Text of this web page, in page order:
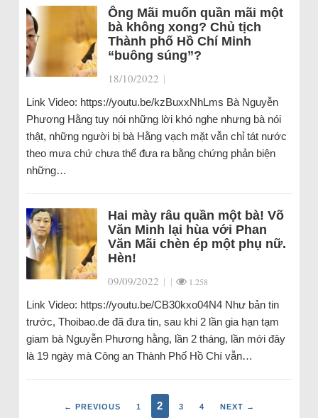
Ông Mãi muốn quần mãi một
bà không xong? Chủ tịch
Thành phố Hồ Chí Minh
“buông súng”?
18/10/2022 |
Link Video: https://youtu.be/kzBuxxNhLms Bà Nguyễn
Phương Hằng tuy nói những lời khó nghe nhưng bà nói
thật, những người bị bà Hằng vạch mặt vẫn chỉ tát nước
theo mưa chứ chưa thể đưa ra bằng chứng phản biện
những…
Hai mày râu quần một bà! Võ
Văn Minh lại hùa với Phan
Văn Mãi chèn ép một phụ nữ.
Hèn!
09/09/2022 | | 1.258
Link Video: https://youtu.be/CB30kxo04N4 Như bản tin
trước, Thoibao.de đã đưa tin, sau khi 2 lần gia hạn tạm
giam bà Nguyễn Phương hằng, lần 2 tháng, lần mới đây
là 19 ngày mà Công an Thành Phố Hồ Chí vẫn…
← PREVIOUS 1 2 3 4 NEXT →